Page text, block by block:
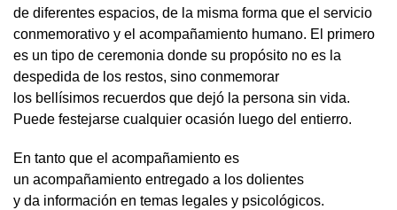
de diferentes espacios, de la misma forma que el servicio
conmemorativo y el acompañamiento humano. El primero
es un tipo de ceremonia donde su propósito no es la
despedida de los restos, sino conmemorar
los bellísimos recuerdos que dejó la persona sin vida.
Puede festejarse cualquier ocasión luego del entierro.
En tanto que el acompañamiento es
un acompañamiento entregado a los dolientes
y da información en temas legales y psicológicos.